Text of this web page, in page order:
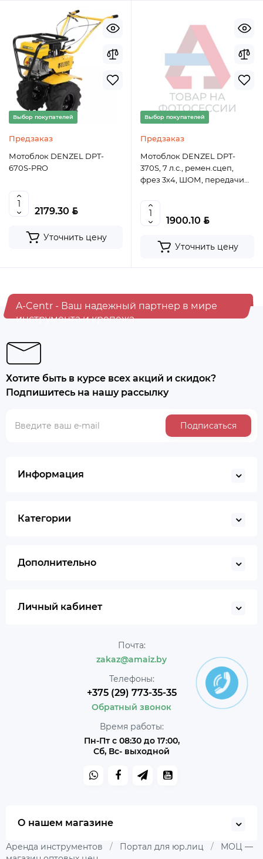
Выбор покупателей
Предзаказ
Мотоблок DENZEL DPT-
670S-PRO
2179.30 BYN
Уточнить цену
Выбор покупателей
Предзаказ
Мотоблок DENZEL DPT-
370S, 7 л.с., ремен.сцеп,
фрез 3х4, ШОМ, передачи
1900.10 BYN
Уточнить цену
A-Centr - Ваш надежный партнер в мире
инструмента и крепежа
Хотите быть в курсе всех акций и скидок?
Подпишитесь на нашу рассылку
Подписаться
Информация
Категории
Дополнительно
Личный кабинет
Почта:
zakaz@amaiz.by
Телефоны:
+375 (29) 773-35-35
Обратный звонок
Время работы:
Пн-Пт с 08:30 до 17:00,
Сб, Вс- выходной
О нашем магазине
Аренда инструментов / Портал для юр.лиц /
МОЦ —